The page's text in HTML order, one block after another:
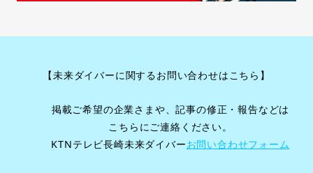
【未来ダイバーに関するお問い合わせはこちら】
掲載ご希望の企業さまや、記事の修正・報告などは
こちらにご連絡ください。
KTNテレビ長崎未来ダイバーお問い合わせフォーム